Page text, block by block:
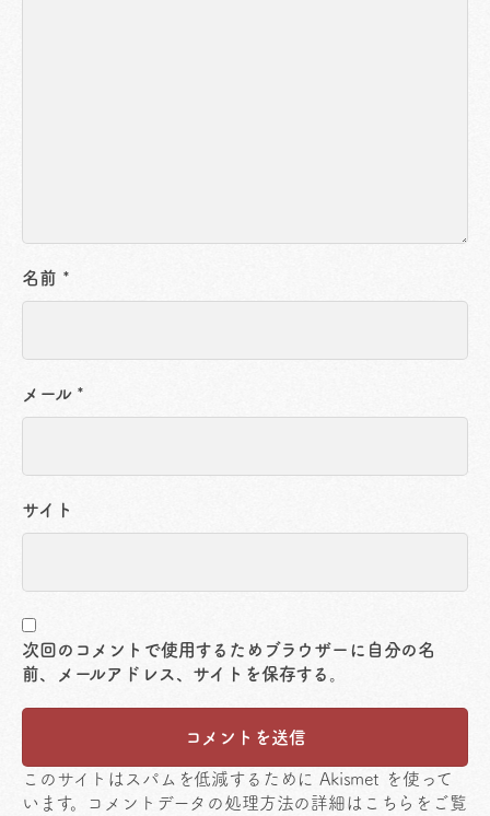
名前 *
メール *
サイト
次回のコメントで使用するためブラウザーに自分の名
前、メールアドレス、サイトを保存する。
このサイトはスパムを低減するために Akismet を使って
います。
コメントデータの処理方法の詳細はこちらをご覧